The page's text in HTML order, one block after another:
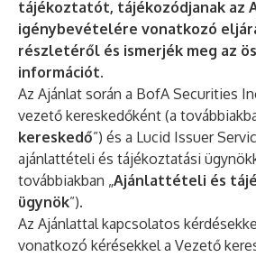
tájékoztatót, tájékozódjanak az
igénybevételére vonatkozó
részletéről és ismerjék meg az
információt.
Az Ajánlat során a BofA Securities
vezető kereskedőként (a
kereskedő”) és a Lucid Issuer
ajánlattételi és tájékoztatási
továbbiakban „Ajánlattételi és
ügynök”).
Az Ajánlattal kapcsolatos
vonatkozó kérésekkel a Vezető